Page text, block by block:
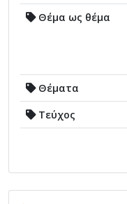
Θέμα ως θέμα
Θέματα
Τεύχος